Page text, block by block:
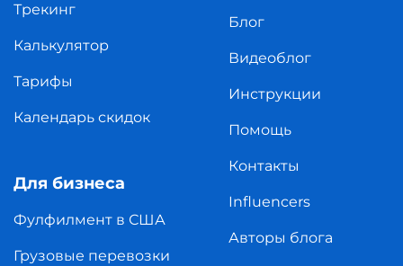
Трекинг
Калькулятор
Тарифы
Календарь скидок
Для бизнеса
Фулфилмент в США
Грузовые перевозки
Блог
Видеоблог
Инструкции
Помощь
Контакты
Influencers
Авторы блога